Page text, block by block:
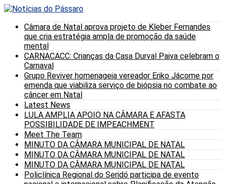
Câmara de Natal aprova projeto de Kleber Fernandes
que cria estratégia ampla de promoção da saúde
mental
CARNACACC: Crianças da Casa Durval Paiva celebram o
Carnaval
Grupo Reviver homenageia vereador Eriko Jácome por
emenda que viabiliza serviço de biópsia no combate ao
câncer em Natal
Latest News
LULA AMPLIA APOIO NA CÂMARA E AFASTA
POSSIBILIDADE DE IMPEACHMENT
Meet The Team
MINUTO DA CÂMARA MUNICIPAL DE NATAL
MINUTO DA CÂMARA MUNICIPAL DE NATAL
MINUTO DA CÂMARA MUNICIPAL DE NATAL
Policlínica Regional do Seridó participa de evento